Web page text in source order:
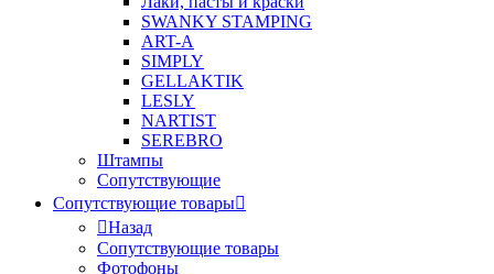
SWANKY STAMPING
ART-A
SIMPLY
GELLAKTIK
LESLY
NARTIST
SEREBRO
Штампы
Сопутствующие
Сопутствующие товары
Назад
Сопутствующие товары
Фотофоны